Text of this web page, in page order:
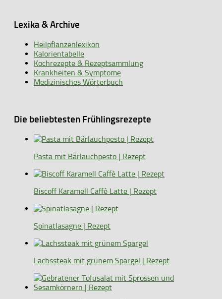
Lexika & Archive
Heilpflanzenlexikon
Kalorientabelle
Kochrezepte & Rezeptsammlung
Krankheiten & Symptome
Medizinisches Wörterbuch
Die beliebtesten Frühlingsrezepte
Pasta mit Bärlauchpesto | Rezept
Biscoff Karamell Caffè Latte | Rezept
Spinatlasagne | Rezept
Lachssteak mit grünem Spargel | Rezept